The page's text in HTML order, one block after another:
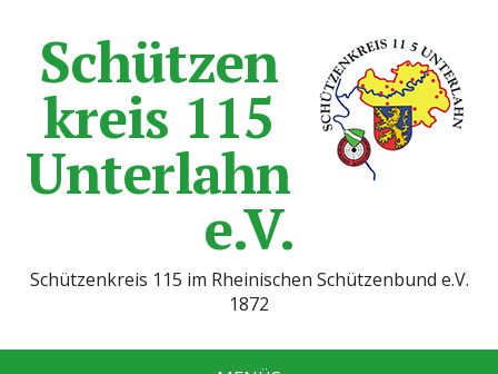
Schützen
kreis 115
Unterlahn
e.V.
Schützenkreis 115 im Rheinischen Schützenbund e.V.
1872